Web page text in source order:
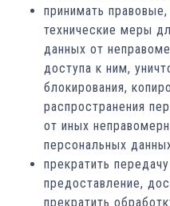
принимать
технические меры
данных от
доступа к ним,
блокирования,
распространения
от иных
персональных
прекратить
предоставление,
прекратить